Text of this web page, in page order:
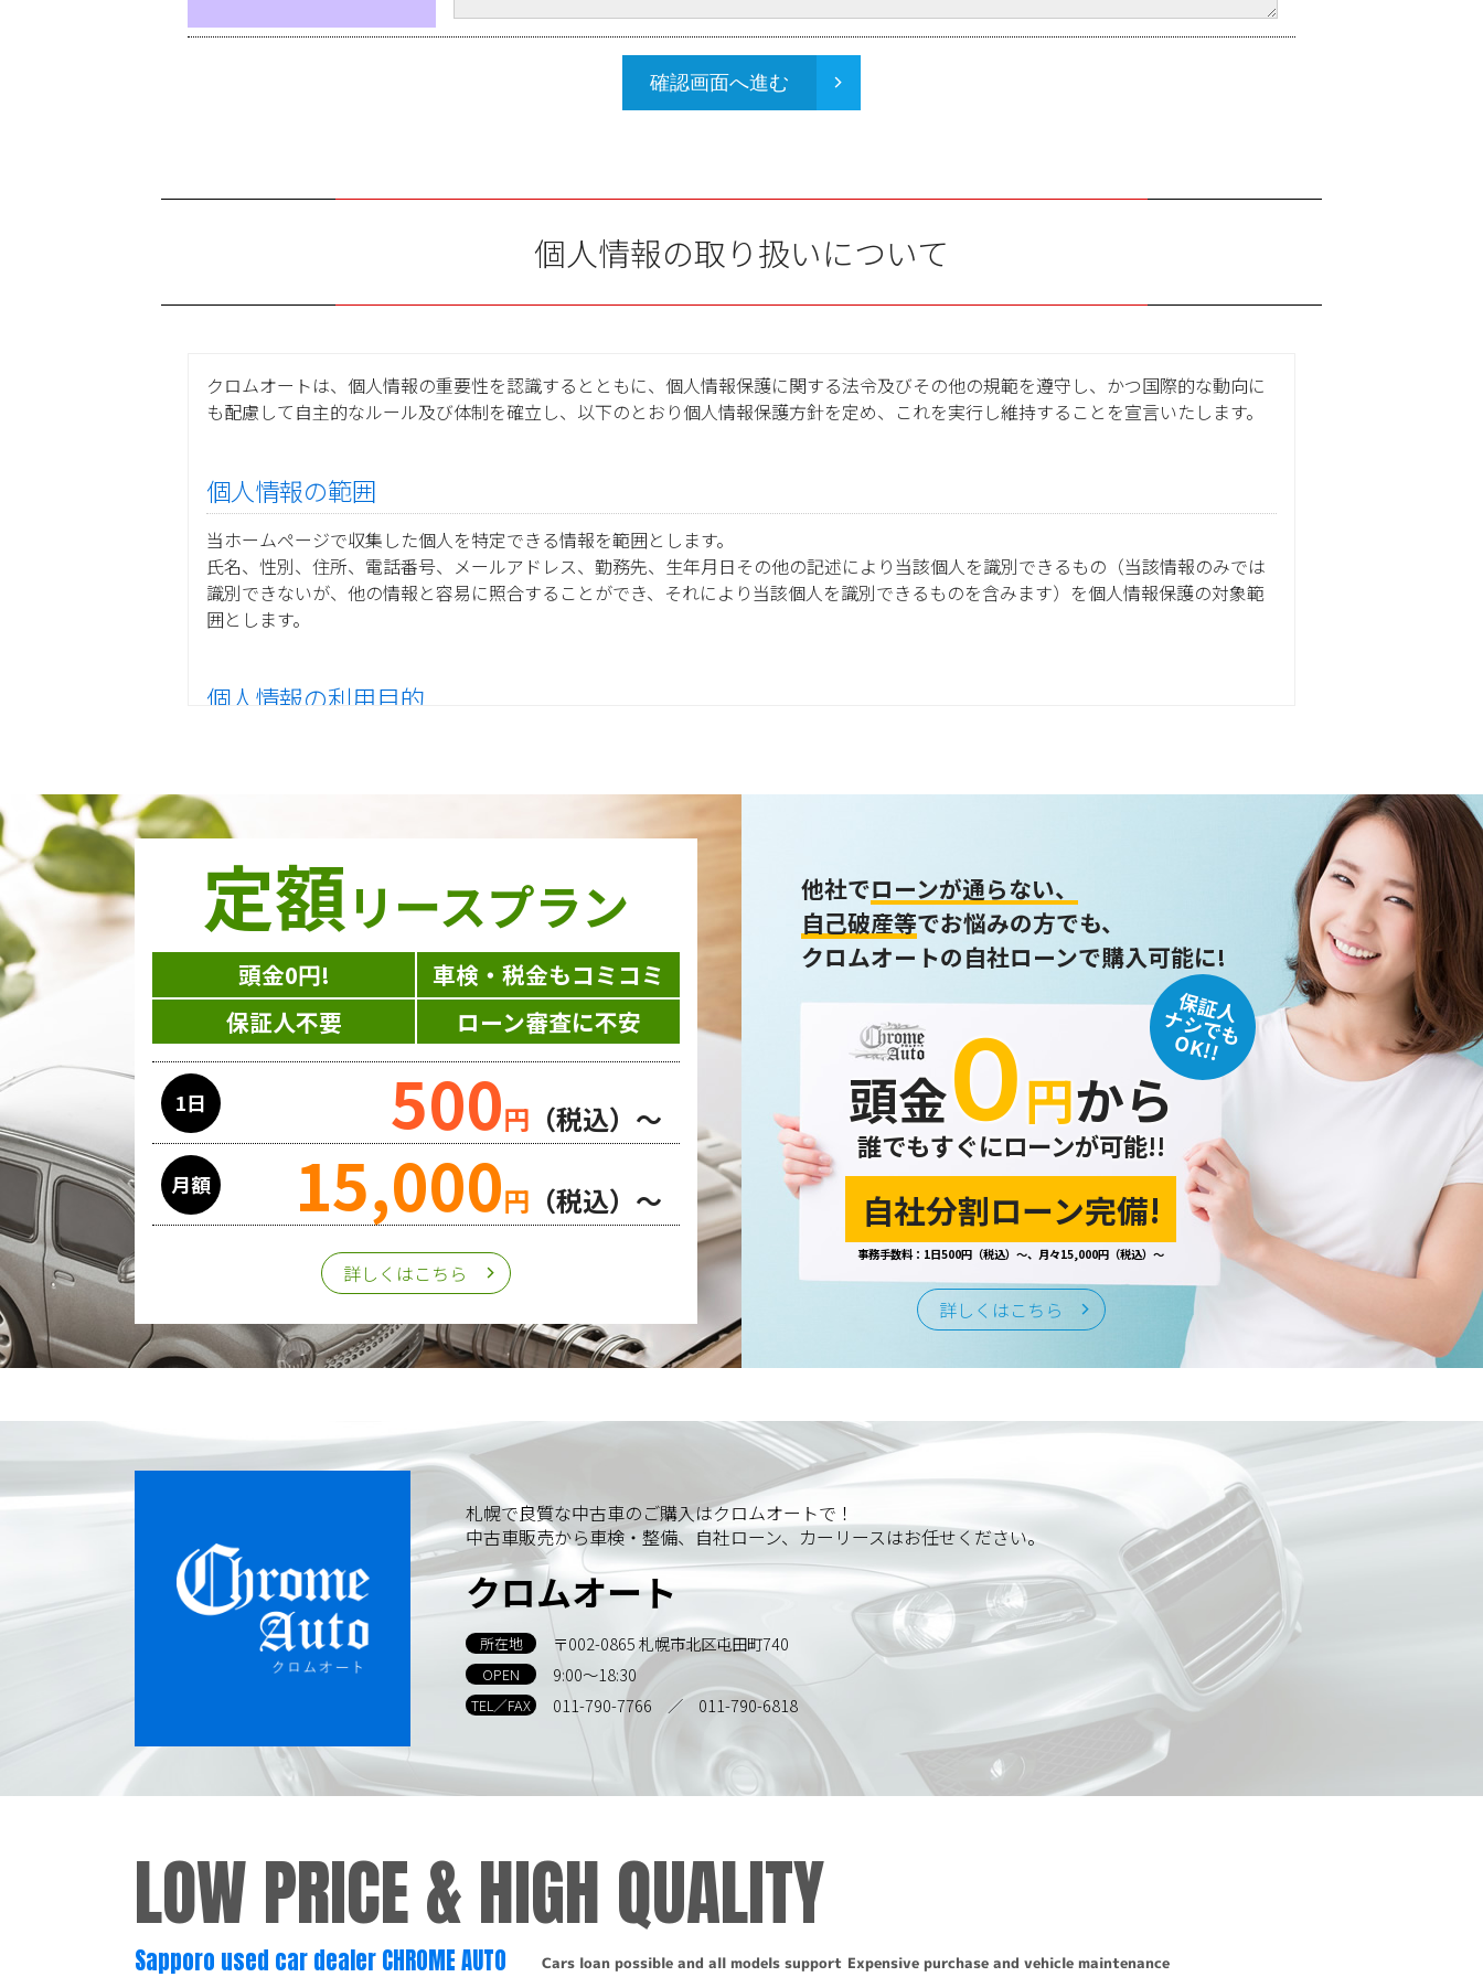
確認画面へ進む
個人情報の取り扱いについて
クロムオートは、個人情報の重要性を認識するとともに、個人情報保護に関する法令及びその他の規範を遵守し、かつ国際的な動向に
も配慮して自主的なルール及び体制を確立し、以下のとおり個人情報保護方針を定め、これを実行し維持することを宣言いたします。
個人情報の範囲
当ホームページで収集した個人を特定できる情報を範囲とします。
氏名、性別、住所、電話番号、メールアドレス、勤務先、生年月日その他の記述により当該個人を識別できるもの（当該情報のみでは
識別できないが、他の情報と容易に照合することができ、それにより当該個人を識別できるものを含みます）を個人情報保護の対象範
囲とします。
個人情報の利用目的
お取引先様から委託されたシステム開発の動作検証や調査
当グループの業務に従事する協力会社様担当者の識別
ダイレクトメール等を利用したアンケート・キャンペーンなどの意見・情報の調査
個人情報の収集手段
当ホームページはサービスに関するお問い合わせやご質問、資料のご請求や各サービス等のお申し込みなど、当ホームページのサービ
ス提供過程で、氏名、連絡先、勤務先等の個人情報を書面、電子媒体、ウェブ等を介して収集致します。
委託先の管理･監督
利用目的の遂行のために業務を委託する場合、個人情報の取り扱いに関する委託先の適正な管理・監督をおこないます。
個人情報は、ご本人の同意を得た場合または法令の定めがある場合を除き、第三者に提供することはいたしません。
個人情報の管理
収集させて頂いた個人情報については、不正アクセスや紛失、破壊、改ざん及び漏えいなどに対する予防ならびに是正に努め、合理的
な安全対策を講じます。
また、個人情報保護に関する法令およびその他の規範を遵守するとともに、この方針に基づく個人情報保護規程や体制を定め、その内
容を継続的に見直し、改善に努めます。
個人情報の訂正･削除・開示
ご本人から、登録されている個人情報について訂正・削除・開示の請求があった場合は、迅速に対応いたします。
当ホームページが保有する個人情報の取り扱い、および訂正・削除・開示等に関するお問い合わせ先は、以下の通りです。
当社の「個人情報の取扱い」に関するお問い合わせは、下記窓口までお願いいたします。
〒002-0865 札幌市北区屯田町740
TEL／011-790-7766FAX／011-790-6818
E-mail：info@chromeauto.co.jp
定額リースプラン
頭金0円!
車検・税金もコミコミ
保証人不要
ローン審査に不安
1日 500円 （税込）～
月額 15,000円 （税込）～
詳しくはこちら
他社でローンが通らない、
自己破産等でお悩みの方でも、
クロムオートの自社ローンで購入可能に!
保証人
ナシでも
OK!!
頭金０円から
誰でもすぐにローンが可能!!
自社分割ローン完備!
事務手数料：1日500円（税込）～、月々15,000円（税込）～
詳しくはこちら
札幌で良質な中古車のご購入はクロムオートで！
中古車販売から車検・整備、自社ローン、カーリースはお任せください。
クロムオート
所在地 〒002-0865 札幌市北区屯田町740
OPEN 9:00～18:30
TEL／FAX 011-790-7766 ／ 011-790-6818
LOW PRICE &HIGH QUALITY
Sapporo used car dealer CHROME AUTO Cars loan possible and all models support Expensive purchase and vehicle maintenance